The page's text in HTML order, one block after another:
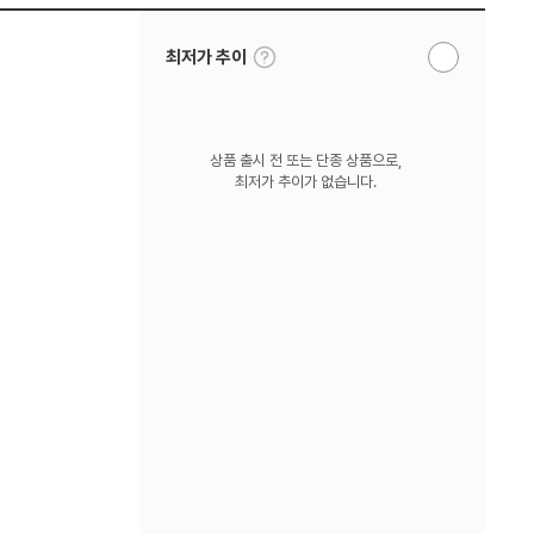
최저가 추이
툴
팁
알
상품 출시 전 또는 단종 상품으로,
최저가 추이가 없습니다.